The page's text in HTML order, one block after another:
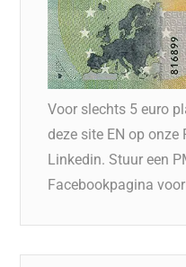
Voor slechts 5 euro
deze site EN op
Linkedin. Stuur een
Facebookpagina